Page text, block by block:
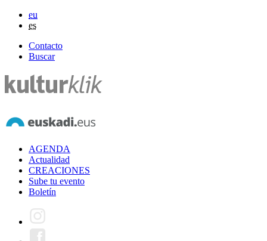
eu
es
Contacto
Buscar
AGENDA
Actualidad
CREACIONES
Sube tu evento
Boletín